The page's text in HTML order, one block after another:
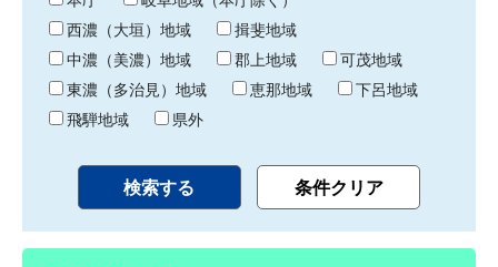
り 西濃（大垣）地域
揖斐地域
中濃（美濃）地域
郡上地域
可茂地域
東濃（多治見）地域
恵那地域
下呂地域
飛騨地域
県外